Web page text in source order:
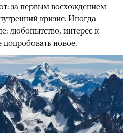
за первым восхождением
кризис. Иногда
любопытство, интерес к
новое.